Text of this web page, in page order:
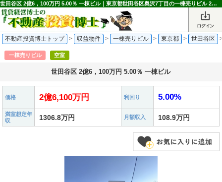
世田谷区 2億6，100万円 5.00％ 一棟ビル｜東京都世田谷区奥沢7丁目の一棟売りビル 2億6,100万円 田園調布駅｜不動産投資博士
不動産投資博士トップ > 収益物件 > 一棟売りビル > 東京都 > 世田谷区
一棟売りビル 空室
世田谷区 2億6，100万円 5.00％ 一棟ビル
価格 2億6,100万円 利回り 5.00%
満室想定年
収
1306.8万円 月額収入 108.9万円